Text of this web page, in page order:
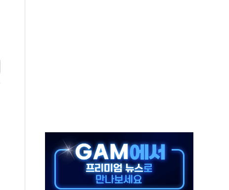
하는 '선봉'의 대민 봉사
무해한 표면 부식 물질"
분만에 진화...외국인 노동자 숨져